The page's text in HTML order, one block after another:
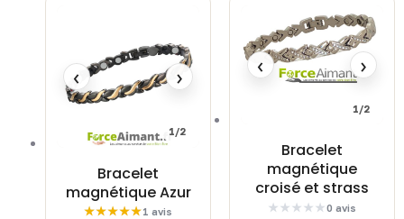
Bracelet
magnétique Azur
1 avis
‹ ›
1/2
Bracelet
magnétique
croisé et strass
0 avis
‹ ›
1/2